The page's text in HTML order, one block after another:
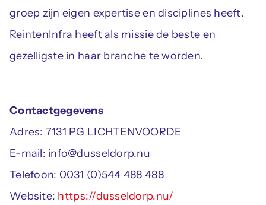
groep zijn eigen expertise en disciplines heeft.
ReintenInfra heeft als missie de beste en
gezelligste in haar branche te worden.
Contactgegevens
Adres: 7131 PG LICHTENVOORDE
E-mail: info@dusseldorp.nu
Telefoon: 0031 (0)544 488 488
Website: https://dusseldorp.nu/